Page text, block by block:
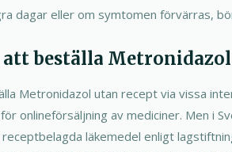
dagar eller om symtomen förvärras,
beställa Metronidazol
Metronidazol utan recept via vissa
onlineförsäljning av mediciner. Men i
läkemedel enligt